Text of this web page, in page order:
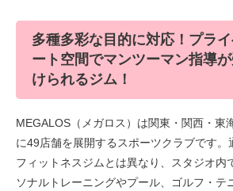
多種多彩な目的に対応！プラ
ート空間でマンツーマン指導
けられるジム！
MEGALOS（メガロス）は関東・関西・東
に49店舗を展開するスポーツクラブです。
フィットネスジムとは異なり、スタジオ内
ソナルトレーニングやプール、ゴルフ・テ